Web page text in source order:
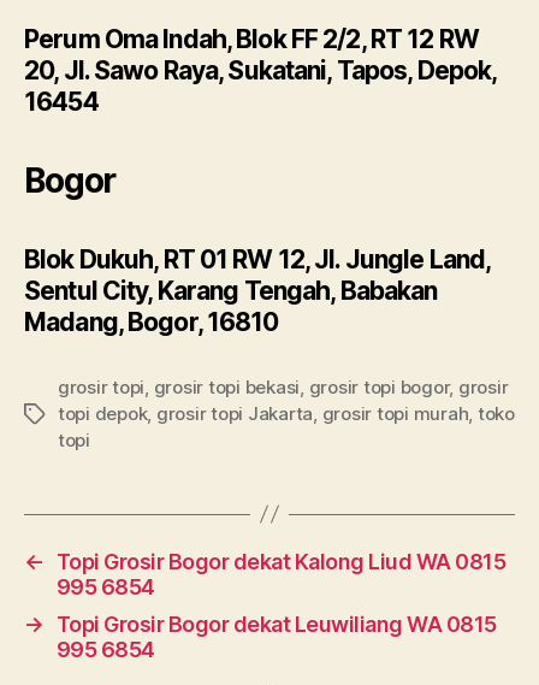
Perum Oma Indah, Blok FF 2/2, RT 12 RW
20, Jl. Sawo Raya, Sukatani, Tapos, Depok,
16454
Bogor
Blok Dukuh, RT 01 RW 12, Jl. Jungle Land,
Sentul City, Karang Tengah, Babakan
Madang, Bogor, 16810
Tags
grosir topi grosir topi bekasi grosir topi bogor, grosir
topi depok, grosir topi Jakarta grosir topi murah toko
topi
←
Topi Grosir Bogor dekat Kalong Liud WA 0815
995 6854
→
Topi Grosir Bogor dekat Leuwiliang WA 0815
995 6854